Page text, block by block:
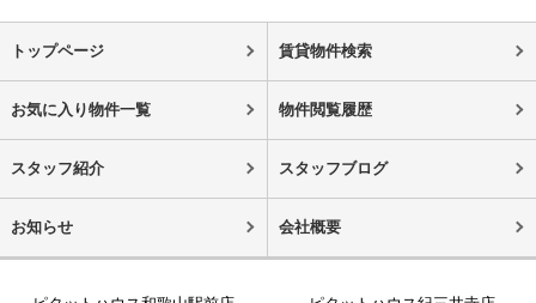
トップページ 賃貸物件検索
お気に入り物件一覧 物件閲覧履歴
スタッフ紹介 スタッフブログ
お知らせ 会社概要